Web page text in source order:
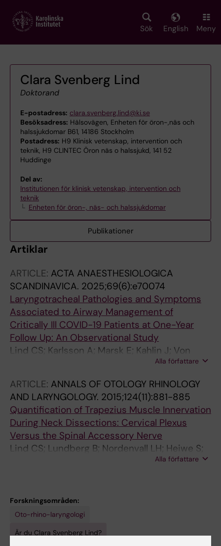
main
Sök English Meny
Clara Svenberg Lind
Doktorand
E-postadress: clara.svenberg.lind@ki.se
Besöksadress: Hälsovägen, Enheten för öron-,näs och
halssjukdomar B61, 14186 Stockholm
Postadress: H9 Klinisk vetenskap, intervention och
teknik, H9 CLINTEC Öron näs o halssjukd, 141 52
Huddinge
Del av:
Institutionen för klinisk vetenskap, intervention och
teknik
Enheten för öron-, näs- och halssjukdomar
Publikationer
Artiklar
ARTICLE: ACTA ANAESTHESIOLOGICA
SCANDINAVICA. 2025;69(6):e70074
Laryngotracheal Pathologies and Symptoms
Associated to Airway Management of
Critically Ill COVID-19 Patients at One-Year
Follow Up: An Observational Study
Lind CS; Karlsson A; Marsk E; Kahlin J; Von
Beckerath M; Martensson J; Wanecek M;
Wales J
Alla författare
ARTICLE: ANNALS OF OTOLOGY RHINOLOGY
AND LARYNGOLOGY. 2015;124(11):881-885
Quantification of Trapezius Muscle Innervation
During Neck Dissections: Cervical Plexus
Versus the Spinal Accessory Nerve
Lind CS; Lundberg B; Nordenvall LH; Heiwe S;
Alla författare
Forskningsområden:
Oto-rhino-laryngologi
Är du Clara Svenberg Lind?